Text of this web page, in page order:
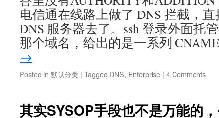
电信通在线路上做了 DNS 拦截，
DNS 服务器去了。ssh 登录外面托
那个域名，给出的是一系列
→
Posted in 默认分类 | Tagged DNS, Enterprise | 4 Comments
其实SYSOP手段也不是万能的